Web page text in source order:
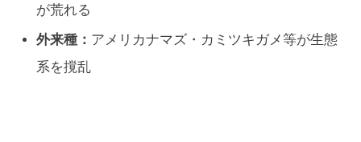
が荒れる
外来種： アメリカナマズ・カミツキガメ等が生態
系を撹乱